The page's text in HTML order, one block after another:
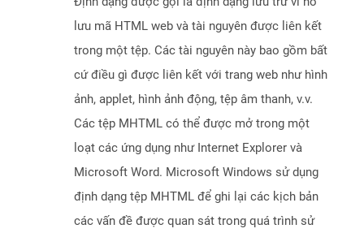
lưu mã HTML web và tài nguyên được liên kết
trong một tệp. Các tài nguyên này bao gồm bất
cứ điều gì được liên kết với trang web như hình
ảnh, applet, hình ảnh động, tệp âm thanh, v.v.
Các tệp MHTML có thể được mở trong một
loạt các ứng dụng như Internet Explorer và
Microsoft Word. Microsoft Windows sử dụng
định dạng tệp MHTML để ghi lại các kịch bản
các vấn đề được quan sát trong quá trình sử